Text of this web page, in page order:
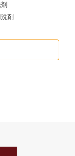
洗剤